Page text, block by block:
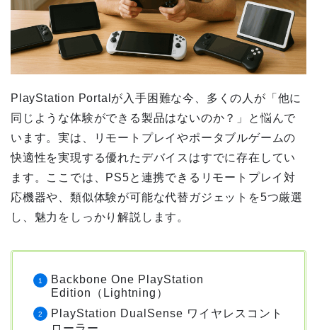
PlayStation Portalが入手困難な今、多くの人が「他に
同じような体験ができる製品はないのか？」と悩んで
います。実は、リモートプレイやポータブルゲームの
快適性を実現する優れたデバイスはすでに存在してい
ます。ここでは、PS5と連携できるリモートプレイ対
応機器や、類似体験が可能な代替ガジェットを5つ厳選
し、魅力をしっかり解説します。
Backbone One PlayStation
Edition（Lightning）
PlayStation DualSense ワイヤレスコント